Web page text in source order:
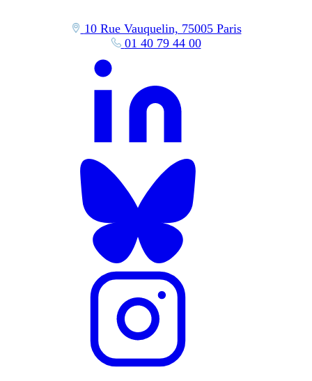
10 Rue Vauquelin, 75005 Paris
01 40 79 44 00